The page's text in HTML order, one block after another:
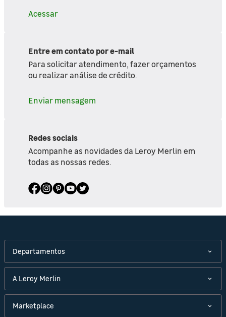
Acessar
Entre em contato por e-mail
Para solicitar atendimento, fazer orçamentos
ou realizar análise de crédito.
Enviar mensagem
Redes sociais
Acompanhe as novidades da Leroy Merlin em
todas as nossas redes.
Departamentos
A Leroy Merlin
Marketplace